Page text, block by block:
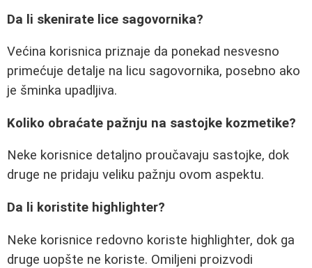
Da li skenirate lice sagovornika?
Većina korisnica priznaje da ponekad nesvesno
primećuje detalje na licu sagovornika, posebno ako
je šminka upadljiva.
Koliko obraćate pažnju na sastojke kozmetike?
Neke korisnice detaljno proučavaju sastojke, dok
druge ne pridaju veliku pažnju ovom aspektu.
Da li koristite highlighter?
Neke korisnice redovno koriste highlighter, dok ga
druge uopšte ne koriste. Omiljeni proizvodi